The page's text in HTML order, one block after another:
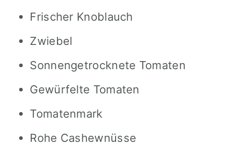
Frischer Knoblauch
Zwiebel
Sonnengetrocknete Tomaten
Gewürfelte Tomaten
Tomatenmark
Rohe Cashewnüsse